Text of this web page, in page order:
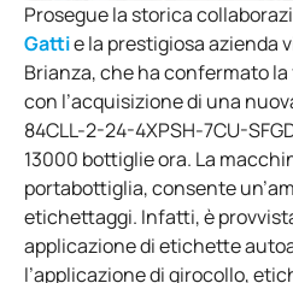
Prosegue la storica
Gattie la prestigiosa azienda
Brianza, che ha confermato
con l’acquisizione di una
84CLL-2-24-4XPSH-7CU-
13000 bottiglie ora. La
portabottiglia, consente
etichettaggi. Infatti, è
applicazione di etichette
l’applicazione di girocollo,